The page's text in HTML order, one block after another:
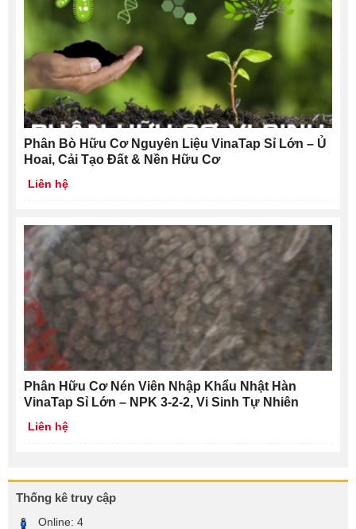
Phân Bò Hữu Cơ Nguyên Liệu VinaTap Sỉ Lớn – Ủ
Hoai, Cải Tạo Đất & Nền Hữu Cơ
Liên hệ
Phân Hữu Cơ Nén Viên Nhập Khẩu Nhật Hàn
VinaTap Sỉ Lớn – NPK 3-2-2, Vi Sinh Tự Nhiên
Liên hệ
Thống kê truy cập
Online: 4